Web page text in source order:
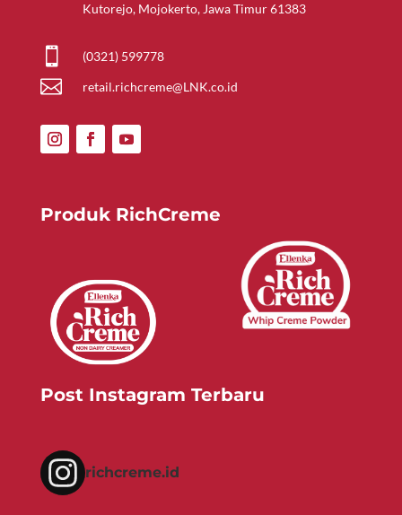
Kutorejo, Mojokerto, Jawa Timur 61383
 (0321) 599778
 retail.richcreme@LNK.co.id
Produk RichCreme
Post Instagram Terbaru
richcreme.id